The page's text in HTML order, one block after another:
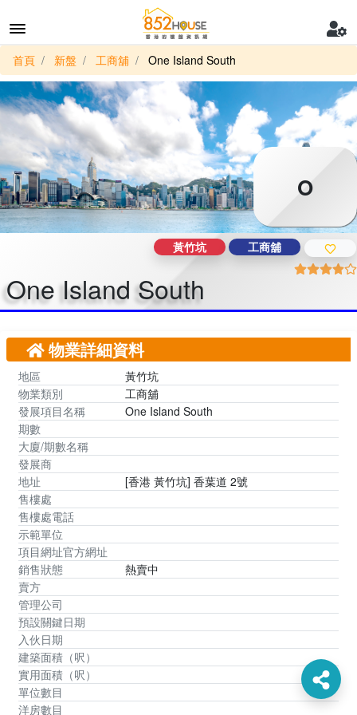
首頁 新盤 工商舖 One Island South
O
One Island South
黃竹坑 工商舖
物業詳細資料
地區
黃竹坑
物業類別
工商舖
發展項目名稱
One Island South
期數
大廈/期數名稱
發展商
地址
[香港 黃竹坑] 香葉道 2號
售樓處
售樓處電話
示範單位
項目網址官方網址
銷售狀態
熱賣中
賣方
管理公司
預設關鍵日期
入伙日期
建築面積（呎）
實用面積（呎）
單位數目
洋房數目